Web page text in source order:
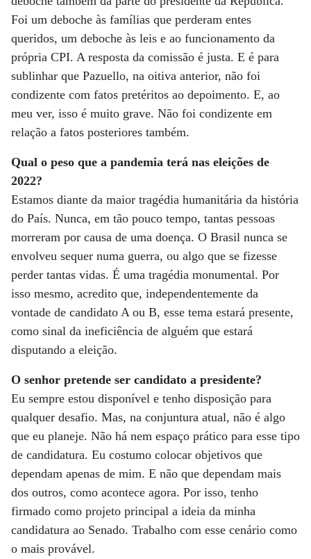
Foi um deboche às famílias que perderam entes
queridos, um deboche às leis e ao funcionamento da
própria CPI. A resposta da comissão é justa. E é para
sublinhar que Pazuello, na oitiva anterior, não foi
condizente com fatos pretéritos ao depoimento. E, ao
meu ver, isso é muito grave. Não foi condizente em
relação a fatos posteriores também.
Qual o peso que a pandemia terá nas eleições de
2022?
Estamos diante da maior tragédia humanitária da história
do País. Nunca, em tão pouco tempo, tantas pessoas
morreram por causa de uma doença. O Brasil nunca se
envolveu sequer numa guerra, ou algo que se fizesse
perder tantas vidas. É uma tragédia monumental. Por
isso mesmo, acredito que, independentemente da
vontade de candidato A ou B, esse tema estará presente,
como sinal da ineficiência de alguém que estará
disputando a eleição.
O senhor pretende ser candidato a presidente?
Eu sempre estou disponível e tenho disposição para
qualquer desafio. Mas, na conjuntura atual, não é algo
que eu planeje. Não há nem espaço prático para esse tipo
de candidatura. Eu costumo colocar objetivos que
dependam apenas de mim. E não que dependam mais
dos outros, como acontece agora. Por isso, tenho
firmado como projeto principal a ideia da minha
candidatura ao Senado. Trabalho com esse cenário como
o mais provável.